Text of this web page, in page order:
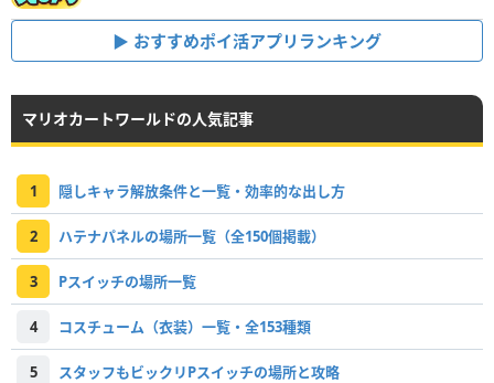
おすすめポイ活アプリランキング
マリオカートワールドの人気記事
1 隠しキャラ解放条件と一覧・効率的な出し方
2 ハテナパネルの場所一覧（全150個掲載）
3 Pスイッチの場所一覧
4 コスチューム（衣装）一覧・全153種類
5 スタッフもビックリPスイッチの場所と攻略